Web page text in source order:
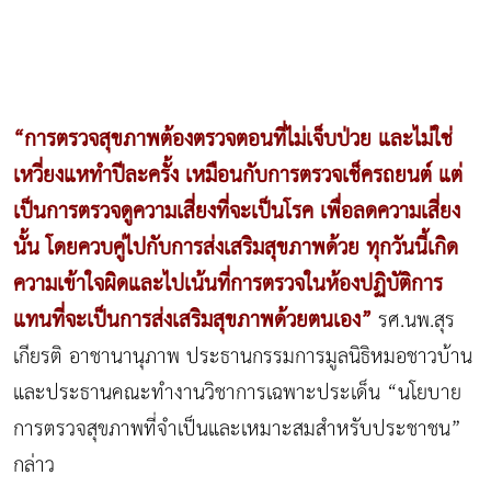
“การตรวจสุขภาพต้องตรวจตอนที่ไม่เจ็บป่วย และไม่ใช่
เหวี่ยงแหทำปีละครั้ง เหมือนกับการตรวจเช็ครถยนต์ แต่
เป็นการตรวจดูความเสี่ยงที่จะเป็นโรค เพื่อลดความเสี่ยง
นั้น โดยควบคู่ไปกับการส่งเสริมสุขภาพด้วย ทุกวันนี้เกิด
ความเข้าใจผิดและไปเน้นที่การตรวจในห้องปฏิบัติการ
แทนที่จะเป็นการส่งเสริมสุขภาพด้วยตนเอง”รศ.นพ.สุร
เกียรติ อาชานานุภาพ ประธานกรรมการมูลนิธิหมอชาวบ้าน
และประธานคณะทำงานวิชาการเฉพาะประเด็น “นโยบาย
การตรวจสุขภาพที่จำเป็นและเหมาะสมสำหรับประชาชน”
กล่าว